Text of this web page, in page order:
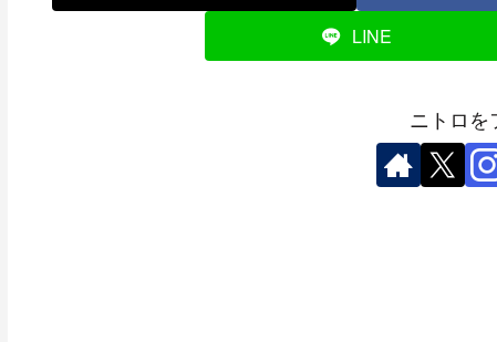
LINE
ニトロを